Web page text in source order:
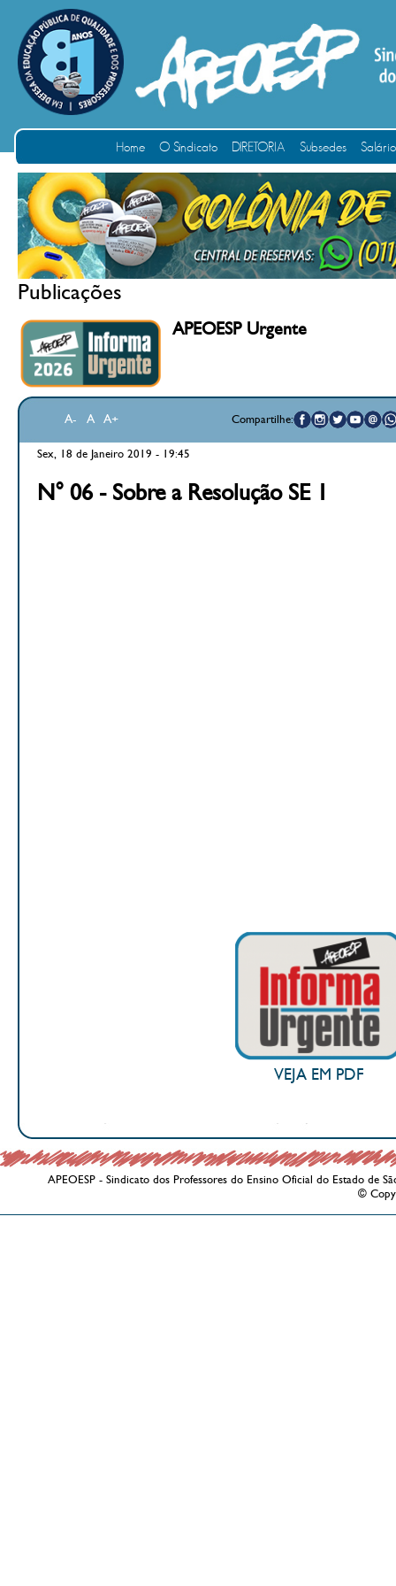
Home O Sindicato DIRETORIA Subsedes
Publicações
APEOESP Urgente
A- A A+ Compartilhe:
Sex, 18 de Janeiro 2019 - 19:45
N° 06 - Sobre a Resolução SE 1
VEJA EM PDF
APEOESP - Sindicato dos Professores do Ensino Oficial do Estado de
©